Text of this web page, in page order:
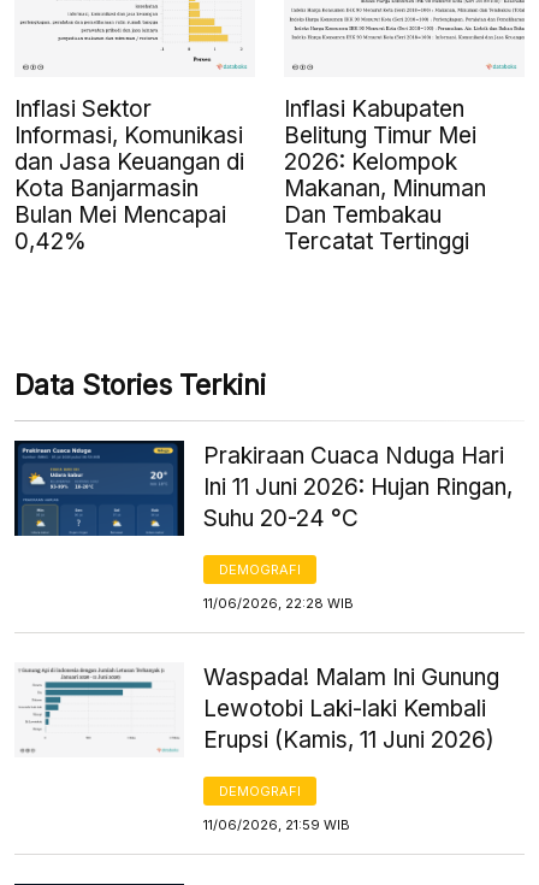
Inflasi Sektor
Informasi, Komunikasi
dan Jasa Keuangan di
Kota Banjarmasin
Bulan Mei Mencapai
0,42%
Inflasi Kabupaten
Belitung Timur Mei
2026: Kelompok
Makanan, Minuman
Dan Tembakau
Tercatat Tertinggi
Data Stories Terkini
Prakiraan Cuaca Nduga Hari
Ini 11 Juni 2026: Hujan Ringan,
Suhu 20-24 °C
DEMOGRAFI
11/06/2026, 22:28 WIB
Waspada! Malam Ini Gunung
Lewotobi Laki-laki Kembali
Erupsi (Kamis, 11 Juni 2026)
DEMOGRAFI
11/06/2026, 21:59 WIB